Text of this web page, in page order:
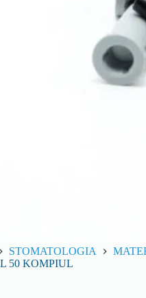
STOMATOLOGIA
50 KOMPIUL